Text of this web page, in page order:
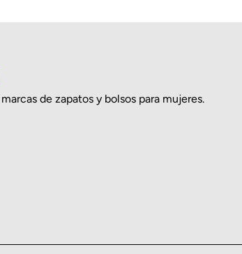
de zapatos y bolsos para mujeres.